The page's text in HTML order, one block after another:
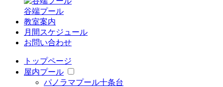
谷端プール
教室案内
月間スケジュール
お問い合わせ
トップページ
屋内プール
パノラマプール十条台